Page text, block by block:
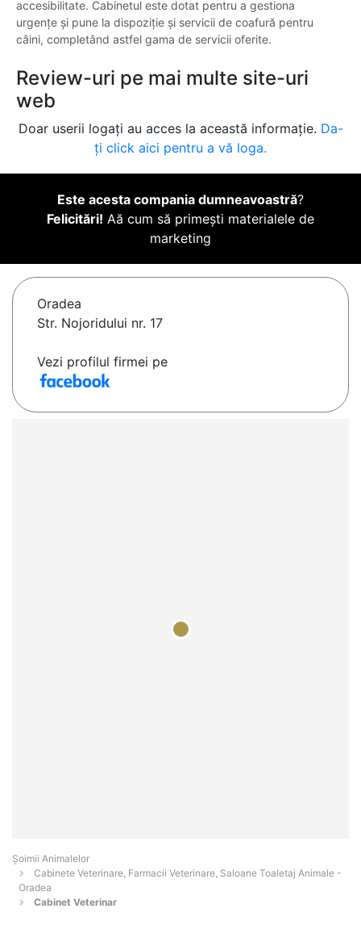
accesibilitate. Cabinetul este dotat pentru a gestiona
urgențe și pune la dispoziție și servicii de coafură pentru
câini, completând astfel gama de servicii oferite.
Review-uri pe mai multe site-uri
web
Doar userii logați au acces la această informație. Da-
ți click aici pentru a vă loga.
Este acesta compania dumneavoastră?
Felicitări! Aă cum să primești materialele de
marketing
Oradea
Str. Nojoridului nr. 17
Vezi profilul firmei pe
Şoimii Animalelor
Cabinete Veterinare, Farmacii Veterinare, Saloane Toaletaj Animale -
Oradea
Cabinet Veterinar